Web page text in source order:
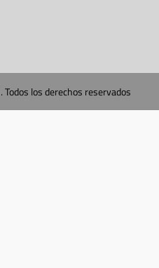
los derechos reservados